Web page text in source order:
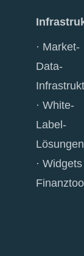
Market-
Data-
White-
Label-
Lösungen